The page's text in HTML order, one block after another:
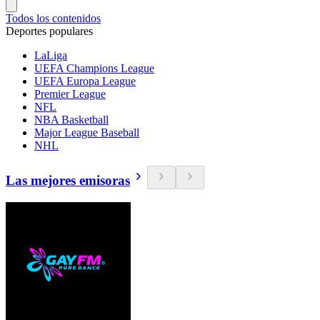
Todos los contenidos
Deportes populares
LaLiga
UEFA Champions League
UEFA Europa League
Premier League
NFL
NBA Basketball
Major League Baseball
NHL
Las mejores emisoras